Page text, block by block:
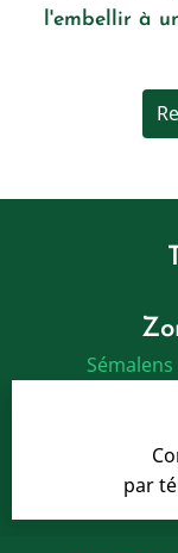
l'embellir à
Sémalens
par